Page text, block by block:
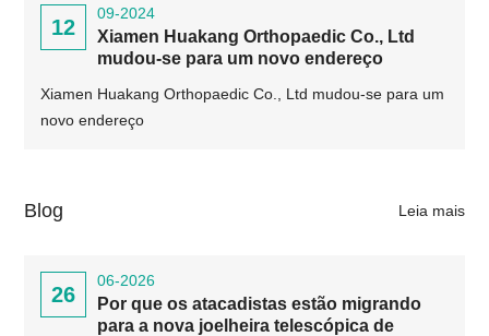
12
09-2024
Xiamen Huakang Orthopaedic Co., Ltd
mudou-se para um novo endereço
Xiamen Huakang Orthopaedic Co., Ltd mudou-se para um
novo endereço
Blog Leia mais
26
06-2026
Por que os atacadistas estão migrando
para a nova joelheira telescópica de